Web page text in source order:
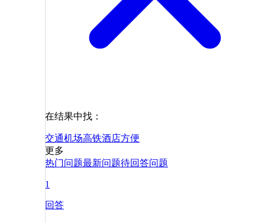
在结果中找：
交通机场高铁酒店方便
更多
热门问题最新问题待回答问题
1
回答